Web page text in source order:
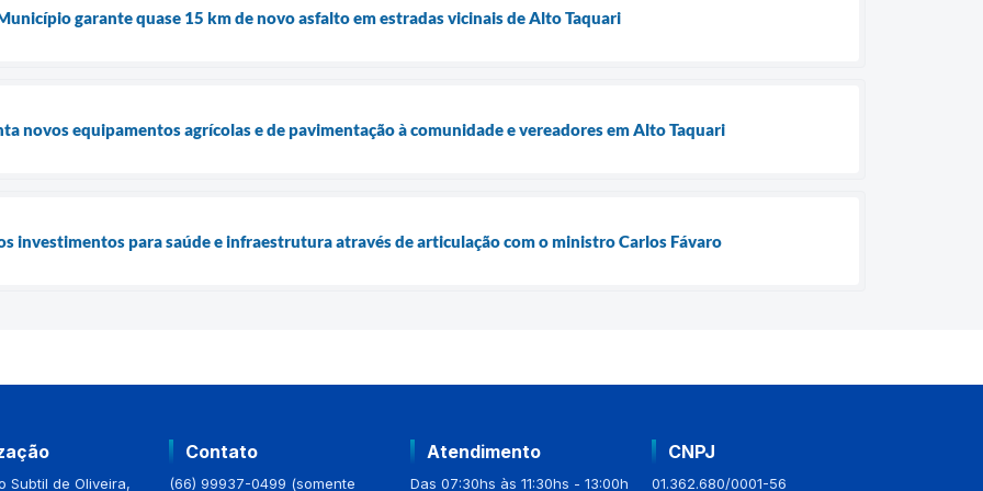
garante quase 15 km de novo asfalto em estradas vicinais de Alto Taquari
novos equipamentos agrícolas e de pavimentação à comunidade e vereadores em Alto Taquari
investimentos para saúde e infraestrutura através de articulação com o ministro Carlos Fávaro
Subtil de Oliveira,
Contato
(66) 99937-0499 (somente
Atendimento
Das 07:30hs às 11:30hs - 13:00h
CNPJ
01.362.680/0001-56